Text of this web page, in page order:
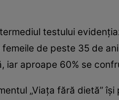
testului
de peste 35 de
iar aproape 60% se
„Viața fără dietă”